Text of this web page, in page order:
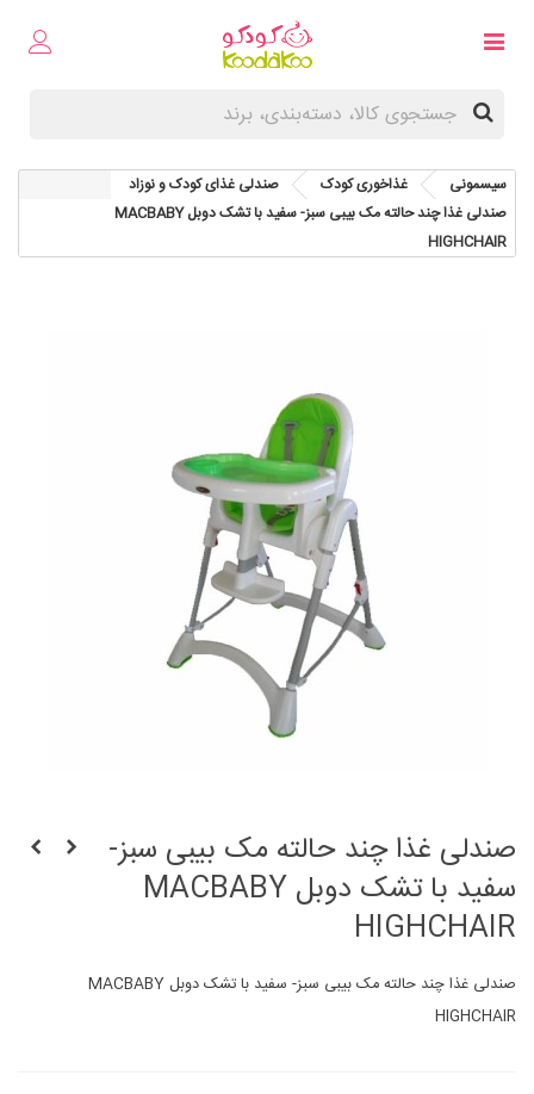
سیسمونی غذاخوری کودک
صندلی غذای کودک و نوزاد
صندلی غذا چند حالته مک بیبی سبز- سفید با تشک دوبل MACBABY
HIGHCHAIR
صندلی غذا چند حالته مک بیبی سبز-
سفید با تشک دوبل MACBABY
HIGHCHAIR
صندلی غذا چند حالته مک بیبی سبز- سفید با تشک دوبل MACBABY
HIGHCHAIR